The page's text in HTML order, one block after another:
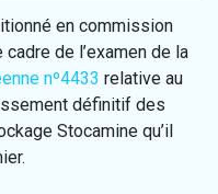
en commission
de l’examen de la
nº4433 relative au
définitif des
Stocamine qu’il